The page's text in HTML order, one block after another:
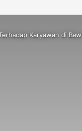
Karyawan di